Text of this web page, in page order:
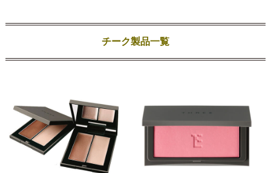
チーク製品一覧